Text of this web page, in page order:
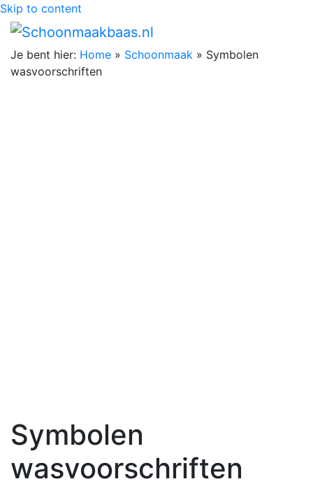
Skip to content
Je bent hier: Home » Schoonmaak » Symbolen
wasvoorschriften
Symbolen
wasvoorschriften